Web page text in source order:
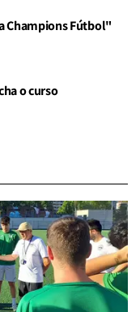
Champions Fútbol"
o curso